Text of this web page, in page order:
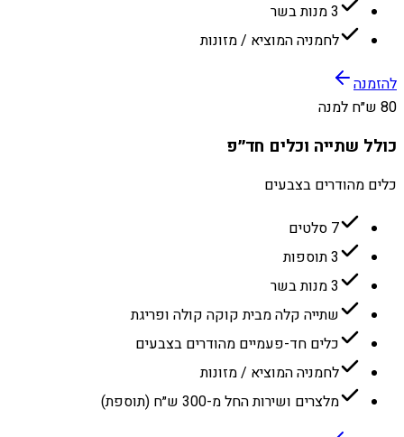
3 מנות בשר
לחמניה המוציא / מזונות
להזמנה
80 ש״ח למנה
כולל שתייה וכלים חד״פ
כלים מהודרים בצבעים
7 סלטים
3 תוספות
3 מנות בשר
שתייה קלה מבית קוקה קולה ופריגת
כלים חד-פעמיים מהודרים בצבעים
לחמניה המוציא / מזונות
מלצרים ושירות החל מ-300 ש״ח (תוספת)